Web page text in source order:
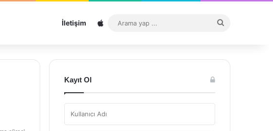
İletişim Sitemap
...
Kayıt Ol